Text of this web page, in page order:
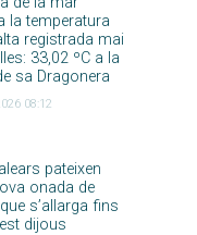
la temperatura
registrada mai
33,02 ºC a la
sa Dragonera
08:12
pateixen
onada de
s’allarga fins
dijous